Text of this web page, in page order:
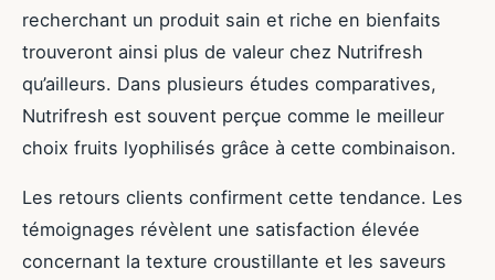
recherchant un produit sain et riche en bienfaits
trouveront ainsi plus de valeur chez Nutrifresh
qu’ailleurs. Dans plusieurs études comparatives,
Nutrifresh est souvent perçue comme le meilleur
choix fruits lyophilisés grâce à cette combinaison.
Les retours clients confirment cette tendance. Les
témoignages révèlent une satisfaction élevée
concernant la texture croustillante et les saveurs